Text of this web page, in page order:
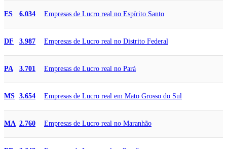
ES 6.034 Empresas de Lucro real no Espírito Santo
DF 3.987 Empresas de Lucro real no Distrito Federal
PA 3.701 Empresas de Lucro real no Pará
MS 3.654 Empresas de Lucro real em Mato Grosso do Sul
MA 2.760 Empresas de Lucro real no Maranhão